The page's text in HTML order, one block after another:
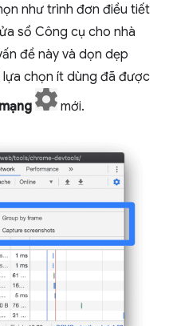
như trình đơn điều tiết
sổ Công cụ cho nhà
đề này và dọn dẹp
chọn ít dùng đã được
mới.